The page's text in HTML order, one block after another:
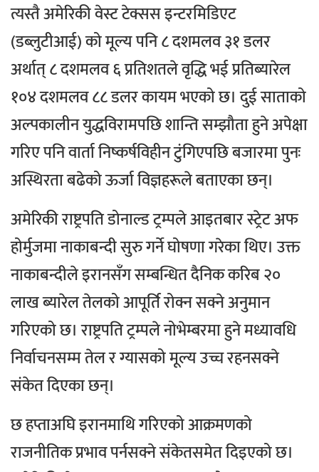
त्यस्तै अमेरिकी वेस्ट टेक्सस इन्टरमिडिएट
(डब्लुटीआई) को मूल्य पनि ८ दशमलव ३१ डलर
अर्थात् ८ दशमलव ६ प्रतिशतले वृद्धि भई प्रतिब्यारेल
१०४ दशमलव ८८ डलर कायम भएको छ। दुई साताको
अल्पकालीन युद्धविरामपछि शान्ति सम्झौता हुने अपेक्षा
गरिए पनि वार्ता निष्कर्षविहीन टुंगिएपछि बजारमा पुनः
अस्थिरता बढेको ऊर्जा विज्ञहरूले बताएका छन्।
अमेरिकी राष्ट्रपति डोनाल्ड ट्रम्पले आइतबार स्ट्रेट अफ
होर्मुजमा नाकाबन्दी सुरु गर्ने घोषणा गरेका थिए। उक्त
नाकाबन्दीले इरानसँग सम्बन्धित दैनिक करिब २०
लाख ब्यारेल तेलको आपूर्ति रोक्न सक्ने अनुमान
गरिएको छ। राष्ट्रपति ट्रम्पले नोभेम्बरमा हुने मध्यावधि
निर्वाचनसम्म तेल र ग्यासको मूल्य उच्च रहनसक्ने
संकेत दिएका छन्।
छ हप्ताअघि इरानमाथि गरिएको आक्रमणको
राजनीतिक प्रभाव पर्नसक्ने संकेतसमेत दिइएको छ।